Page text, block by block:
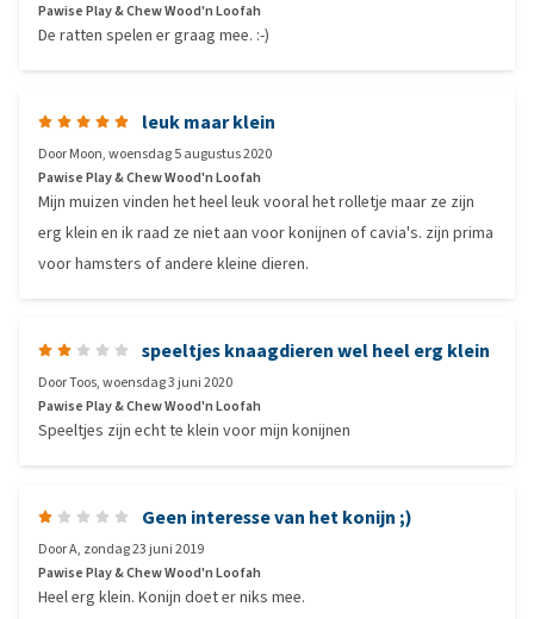
Pawise Play & Chew Wood'n Loofah
De ratten spelen er graag mee. :-)
leuk maar klein
DoorMoon,woensdag 5 augustus 2020
Pawise Play & Chew Wood'n Loofah
Mijn muizen vinden het heel leuk vooral het rolletje maar ze zijn
erg klein en ik raad ze niet aan voor konijnen of cavia's. zijn prima
voor hamsters of andere kleine dieren.
speeltjes knaagdieren wel heel erg klein
DoorToos,woensdag 3 juni 2020
Pawise Play & Chew Wood'n Loofah
Speeltjes zijn echt te klein voor mijn konijnen
Geen interesse van het konijn ;)
DoorA, zondag 23 juni 2019
Pawise Play & Chew Wood'n Loofah
Heel erg klein. Konijn doet er niks mee.